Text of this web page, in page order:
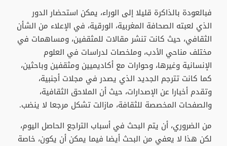
فبالعودة بالذاكرة قليلا إلى الوراء، يمكن استحضار الدور
الذي لعبته الصحافة المغربية، الورقية، في الإعلاء من الشأن
الثقافي، حيث كانت تنشر مقالات للمثقفين، ومساهمات في
مختلف مناحي الأدب، وملخصات لدراسات في العلوم
الإنسانية وغيرها، وحوارات مع أكاديميين ومثقفين وباحثين،
كما كانت تترجم الجديد الذي يصدر في مجلات أجنبية،
وتقدم أخبارا عن الإصدارات، حيث أن الملاحق الثقافية،
والصفحات المخصصة للثقافة، مازالت تشكل مرجعا لا ينضب.
من الضروري، أن يتم البحث في أسباب التراجع الحاصل اليوم،
لكن هذا لا يعفي من البحث أيضا فيما يمكن أن يكون، خاصة